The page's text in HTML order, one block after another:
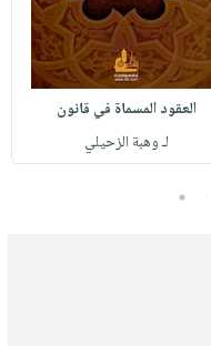
العقود المسماة في قانون
لـ وهبة الزحيلي
5